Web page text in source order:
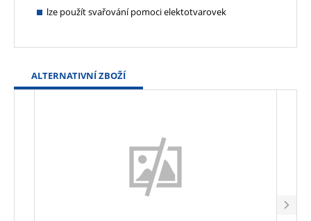
lze použít svařování pomoci elektotvarovek
ALTERNATIVNÍ ZBOŽÍ